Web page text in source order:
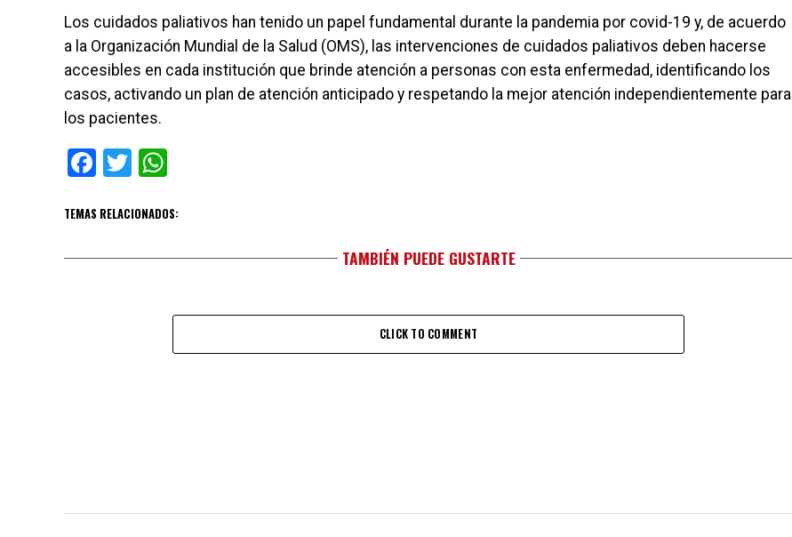
Los cuidados paliativos han tenido un papel fundamental durante la pandemia por covid-19 y, de acuerdo
a la Organización Mundial de la Salud (OMS), las intervenciones de cuidados paliativos deben hacerse
accesibles en cada institución que brinde atención a personas con esta enfermedad, identificando los
casos, activando un plan de atención anticipado y respetando la mejor atención independientemente para
los pacientes.
Facebook
Twitter
TEMAS RELACIONADOS:
TAMBIÉN PUEDE GUSTARTE
CLICK TO COMMENT